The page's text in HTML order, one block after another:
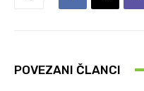
POVEZANI ČLANCI